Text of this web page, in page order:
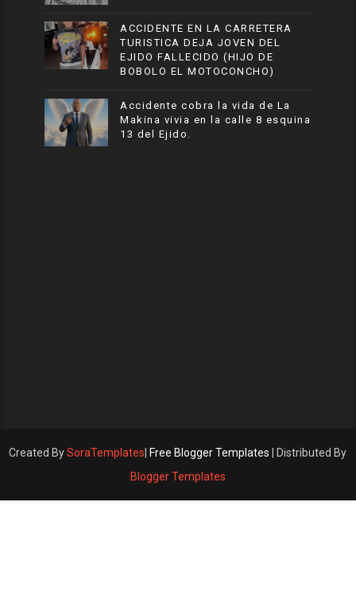
ACCIDENTE EN LA CARRETERA
TURISTICA DEJA JOVEN DEL
EJIDO FALLECIDO (HIJO DE
BOBOLO EL MOTOCONCHO)
Accidente cobra la vida de La
Makina vivia en la calle 8 esquina
13 del Ejido.
Created BySoraTemplates Free Blogger Templates | Distributed By
Blogger Templates